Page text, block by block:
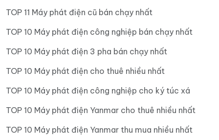
TOP 11 Máy phát điện cũ bán chạy nhất
TOP 10 Máy phát điện công nghiệp bán chạy nhất
TOP 10 Máy phát điện 3 pha bán chạy nhất
TOP 10 Máy phát điện cho thuê nhiều nhất
TOP 10 Máy phát điện công nghiệp cho ký túc xá
TOP 10 Máy phát điện Yanmar cho thuê nhiều nhất
TOP 10 Máy phát điện Yanmar thu mua nhiều nhất